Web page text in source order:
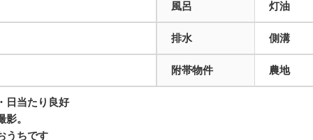
風呂 灯油
排水 側溝
附帯物件 農地
日当たり良好
。
うちです